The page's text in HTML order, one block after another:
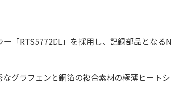
「RTS5772DL」を採⽤し、記録部品となる
グラフェンと銅箔の複合素材の極薄ヒート